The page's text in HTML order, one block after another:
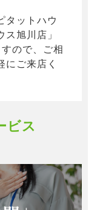
タットハウ
旭川店」
ので、ご相
にご来店く
ビス